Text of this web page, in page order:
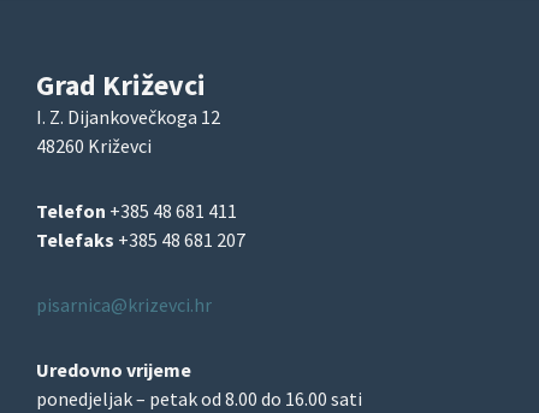
Grad Križevci
I. Z. Dijankovečkoga 12
48260 Križevci
Telefon +385 48 681 411
Telefaks +385 48 681 207
pisarnica@krizevci.hr
Uredovno vrijeme
ponedjeljak – petak od 8.00 do 16.00 sati